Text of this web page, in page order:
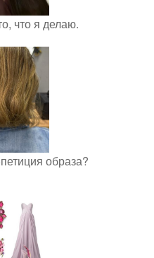
что я делаю.
образа?